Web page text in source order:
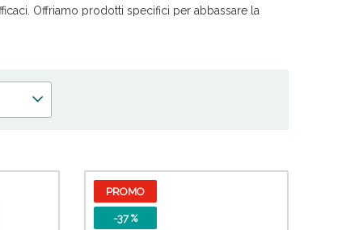
Offriamo prodotti specifici per abbassare la
PROMO
-37 %